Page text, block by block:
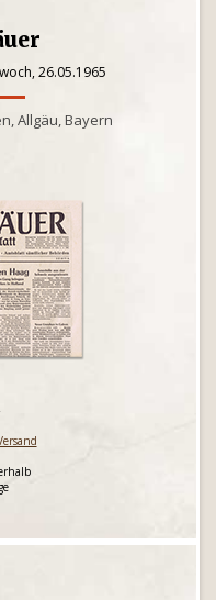
26.05.1965
Allgäu, Bayern